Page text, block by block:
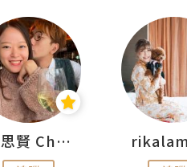
思思賢 ChillMyBabe